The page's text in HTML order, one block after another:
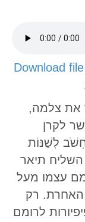
Download file
את צלמה,
לקרן
לְשַׁנּוֹת
ז’ 25). שאול השליח תיאר
עצמו מעל
האחרת. רק
לרומם